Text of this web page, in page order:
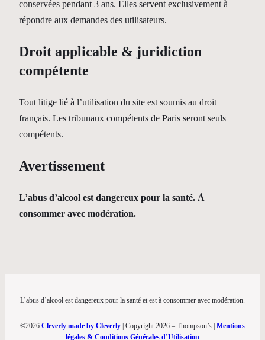
conservées pendant 3 ans. Elles servent exclusivement à
répondre aux demandes des utilisateurs.
Droit applicable & juridiction
compétente
Tout litige lié à l’utilisation du site est soumis au droit
français. Les tribunaux compétents de Paris seront seuls
compétents.
Avertissement
L’abus d’alcool est dangereux pour la santé. À
consommer avec modération.
L’abus d’alcool est dangereux pour la santé et est à consommer avec modération.
©2026 Cleverly made by Cleverly | Copyright 2026 – Thompson’s | Mentions
légales & Conditions Générales d’Utilisation